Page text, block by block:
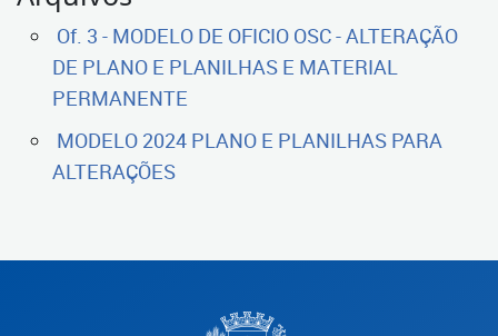
Of. 3 - MODELO DE OFICIO OSC - ALTERAÇÃO
DE PLANO E PLANILHAS E MATERIAL
PERMANENTE
MODELO 2024 PLANO E PLANILHAS PARA
ALTERAÇÕES